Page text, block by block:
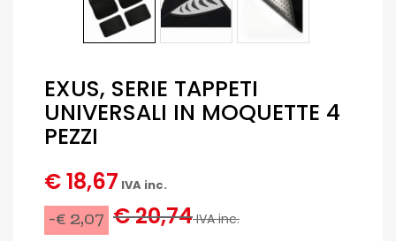
EXUS, SERIE TAPPETI
UNIVERSALI IN MOQUETTE 4
PEZZI
€ 18,67 IVA inc.
-€ 2,07 € 20,74IVA inc.